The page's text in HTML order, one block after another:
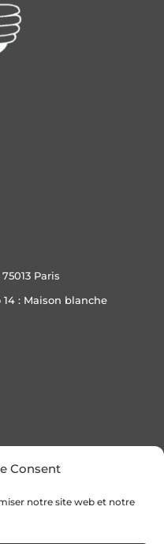
Consent
notre site web et notre
Paris
: Maison blanche